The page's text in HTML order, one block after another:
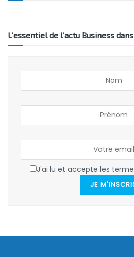
L’essentiel de l’actu Business
J'ai lu et accepte les
JE